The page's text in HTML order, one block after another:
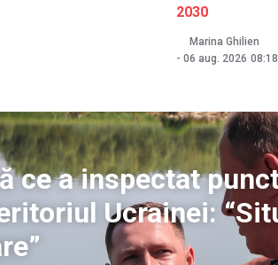
2030
Marina Ghilien
- 06 aug. 2026 08:18
ce a inspectat
Ucrainei: